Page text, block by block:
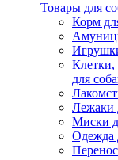
Товары для
Корм
Клетки,
для
Лежаки
Миски
Одежда